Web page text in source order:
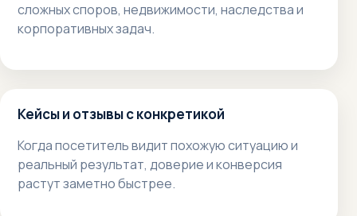
сложных споров, недвижимости, наследства и
корпоративных задач.
Кейсы и отзывы с конкретикой
Когда посетитель видит похожую ситуацию и
реальный результат, доверие и конверсия
растут заметно быстрее.